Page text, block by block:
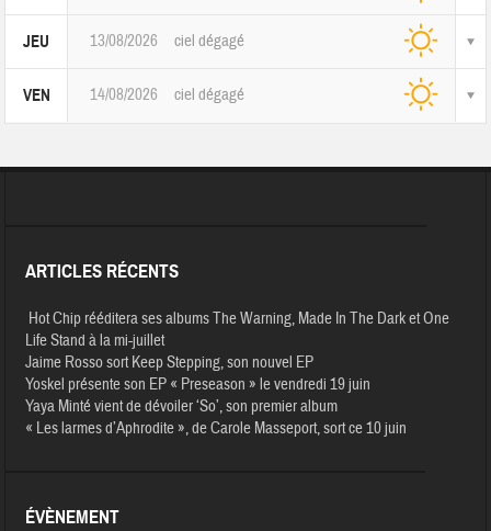
JEU 13/08/2026 ciel dégagé
VEN 14/08/2026 ciel dégagé
ARTICLES RÉCENTS
Hot Chip rééditera ses albums The Warning, Made In The Dark et One
Life Stand à la mi-juillet
Jaime Rosso sort Keep Stepping, son nouvel EP
Yoskel présente son EP « Preseason » le vendredi 19 juin
Yaya Minté vient de dévoiler ‘So’, son premier album
« Les larmes d’Aphrodite », de Carole Masseport, sort ce 10 juin
ÉVÈNEMENT